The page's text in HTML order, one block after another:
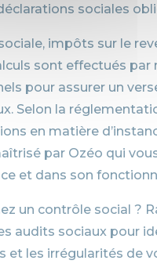
sociales
impôts sur le
sont effectués par
pour assurer un
Selon la
en matière
par Ozéo qui
et dans son
un contrôle social ?
audits sociaux pour
et les irrégularités de